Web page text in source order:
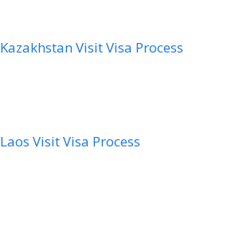
Kazakhstan Visit Visa Process
Laos Visit Visa Process